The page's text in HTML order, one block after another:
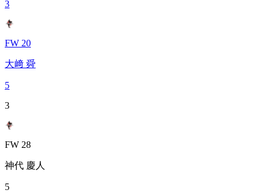
3
FW 20
大﨑 舜
5
3
FW 28
神代 慶人
5